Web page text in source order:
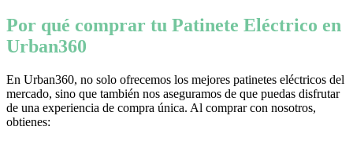
Por qué comprar tu Patinete Eléctrico en
Urban360
En Urban360, no solo ofrecemos los mejores patinetes eléctricos del
mercado, sino que también nos aseguramos de que puedas disfrutar
de una experiencia de compra única. Al comprar con nosotros,
obtienes: